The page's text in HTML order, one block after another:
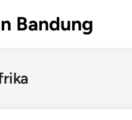
Bandung